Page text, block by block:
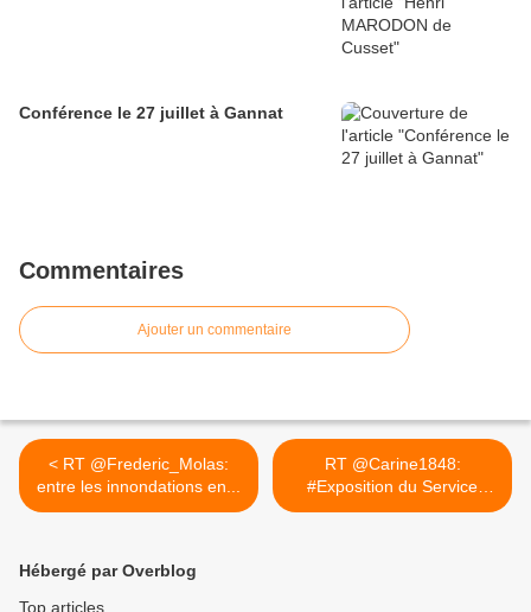
Conférence le 27 juillet à Gannat
Commentaires
Ajouter un commentaire
< RT @Frederic_Molas:
entre les innondations en...
RT @Carine1848:
#Exposition du Service
historique... >
Hébergé par Overblog
Top articles